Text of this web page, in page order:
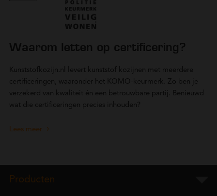
Waarom letten op certificering?
Kunststofkozijn.nl levert kunststof kozijnen met meerdere
certificeringen, waaronder het KOMO-keurmerk. Zo ben je
verzekerd van kwaliteit én een betrouwbare partij. Benieuwd
wat die certificeringen precies inhouden?
Lees meer
Producten